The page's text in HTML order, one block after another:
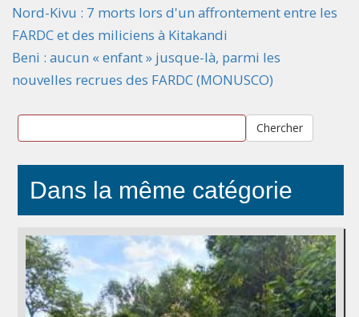
Nord-Kivu : 7 morts lors d'un affrontement entre les
FARDC et des miliciens à Kitakandi
Beni : aucun « enfant » jusque-là, parmi les
nouvelles recrues des FARDC (MONUSCO)
Chercher
Dans la même catégorie